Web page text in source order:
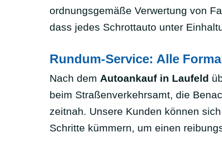
ordnungsgemäße Verwertung von
dass jedes Schrottauto unter
Rundum-Service: Alle
Nach dem Autoankauf in Laufeld
beim Straßenverkehrsamt, die
zeitnah. Unsere Kunden können
Schritte kümmern, um einen